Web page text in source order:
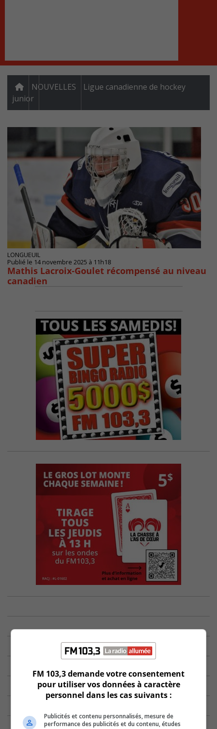
NOUVELLES
Ligue canadienne de hockey
junior
LONGUEUIL
Publié le 14 novembre 2025 à 11h18
Mathis Lacroix-Goulet récompensé au niveau
canadien
FM 103,3 demande votre consentement
pour utiliser vos données à caractère
personnel dans les cas suivants :
Publicités et contenu personnalisés, mesure de
performance des publicités et du contenu, études